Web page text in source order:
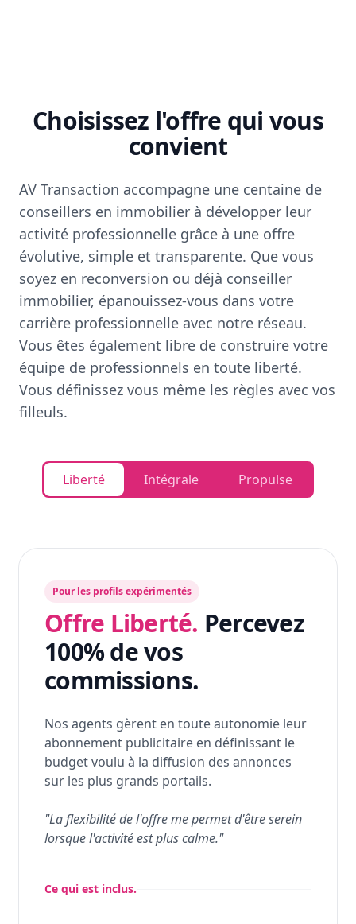
Choisissez l'offre qui vous
convient
AV Transaction accompagne une centaine de
conseillers en immobilier à développer leur
activité professionnelle grâce à une offre
évolutive, simple et transparente. Que vous
soyez en reconversion ou déjà conseiller
immobilier, épanouissez-vous dans votre
carrière professionnelle avec notre réseau.
Vous êtes également libre de construire votre
équipe de professionnels en toute liberté.
Vous définissez vous même les règles avec vos
filleuls.
Liberté Intégrale Propulse
Pour les profils expérimentés
Offre Liberté. Percevez
100% de vos
commissions.
Nos agents gèrent en toute autonomie leur
abonnement publicitaire en définissant le
budget voulu à la diffusion des annonces
sur les plus grands portails.
"La flexibilité de l'offre me permet d'être serein
lorsque l'activité est plus calme."
Ce qui est inclus.